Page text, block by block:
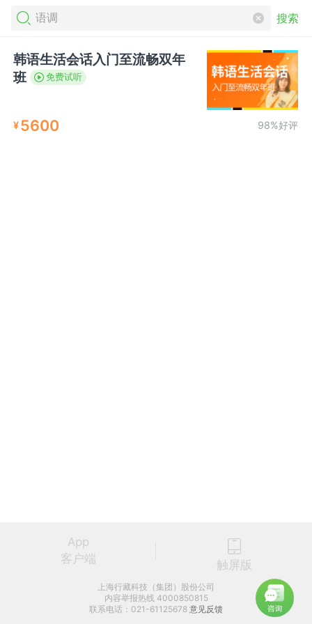
搜索
韩语生活会话入门至流畅双年
班
免费试听
¥5600 98%好评
App
客户端
触屏版
上海行藏科技（集团）股份公司
内容举报热线 4000850815
联系电话：021-61125678 意见反馈